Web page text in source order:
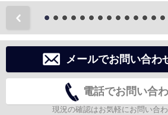
メールでお問い合わ
電話でお問い合
現況の確認はお気軽にお問い合わ